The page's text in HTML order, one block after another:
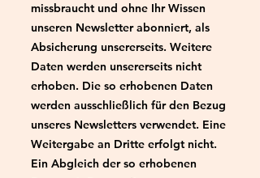
missbraucht und ohne Ihr Wissen
unseren Newsletter abonniert, als
Absicherung unsererseits. Weitere
Daten werden unsererseits nicht
erhoben. Die so erhobenen Daten
werden ausschließlich für den Bezug
unseres Newsletters verwendet. Eine
Weitergabe an Dritte erfolgt nicht.
Ein Abgleich der so erhobenen